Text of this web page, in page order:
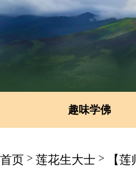
趣味学佛
首页 > 莲花生大士 > 【